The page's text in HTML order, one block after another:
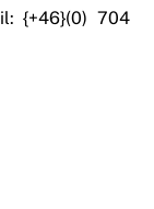
{+46}(0) 704